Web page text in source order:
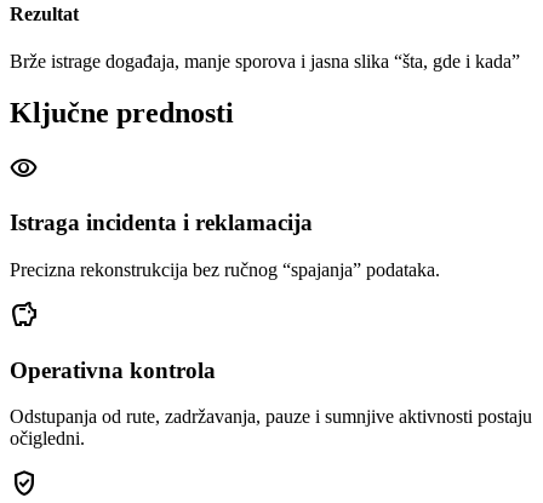
Rezultat
Brže istrage događaja, manje sporova i jasna slika “šta, gde i kada”
Ključne prednosti
visibility
Istraga incidenta i reklamacija
Precizna rekonstrukcija bez ručnog “spajanja” podataka.
savings
Operativna kontrola
Odstupanja od rute, zadržavanja, pauze i sumnjive aktivnosti postaju
očigledni.
gpp_good